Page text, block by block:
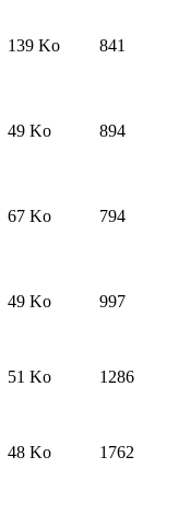
139 Ko 841
49 Ko 894
67 Ko 794
49 Ko 997
51 Ko 1286
48 Ko 1762